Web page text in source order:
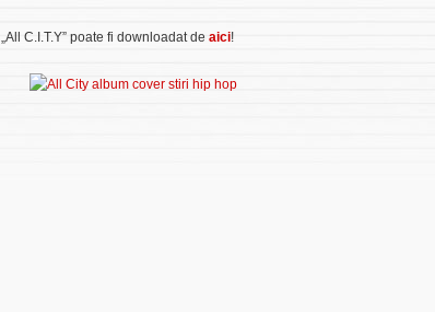
„All C.I.T.Y” poate fi downloadat de aici!